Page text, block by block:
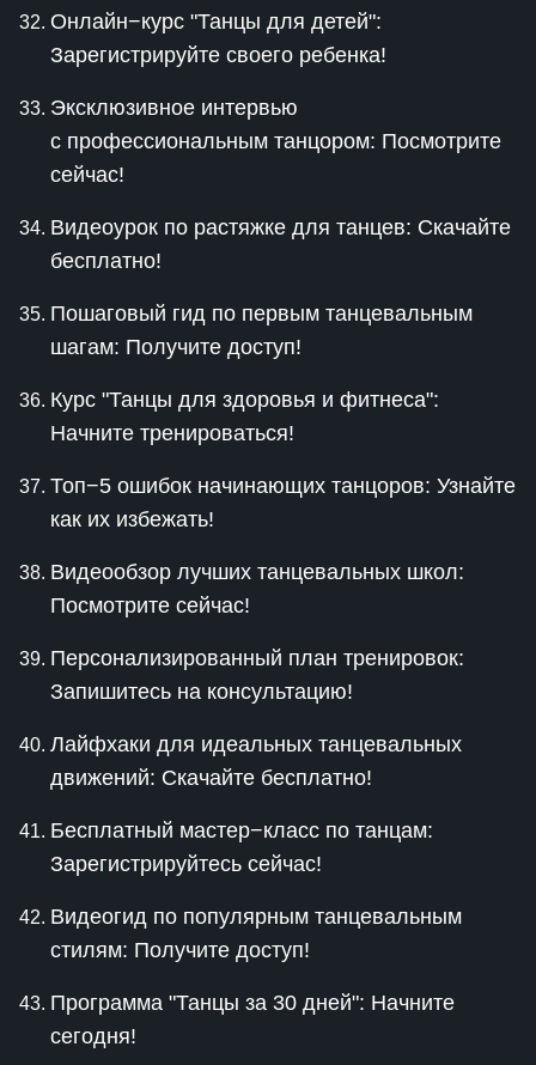
Онлайн−курс "Танцы для детей":
Зарегистрируйте своего ребенка!
Эксклюзивное интервью
с профессиональным танцором: Посмотрите
сейчас!
Видеоурок по растяжке для танцев: Скачайте
бесплатно!
Пошаговый гид по первым танцевальным
шагам: Получите доступ!
Курс "Танцы для здоровья и фитнеса":
Начните тренироваться!
Топ−5 ошибок начинающих танцоров: Узнайте
как их избежать!
Видеообзор лучших танцевальных школ:
Посмотрите сейчас!
Персонализированный план тренировок:
Запишитесь на консультацию!
Лайфхаки для идеальных танцевальных
движений: Скачайте бесплатно!
Бесплатный мастер−класс по танцам:
Зарегистрируйтесь сейчас!
Видеогид по популярным танцевальным
стилям: Получите доступ!
Программа "Танцы за 30 дней": Начните
сегодня!